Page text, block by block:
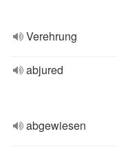
Verehrung
abjured
abgewiesen